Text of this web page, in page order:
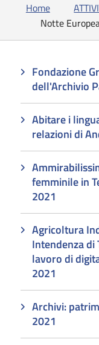
Home
Notte
Fondazione
dell'Archivio
Abitare i
relazioni di
femminile in
2021
Agricoltura
Intendenza di
lavoro di
2021
Archivi:
2021